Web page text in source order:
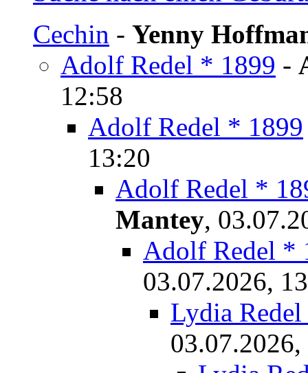
Cechin - Yenny
Adolf Redel * 1899 -
12:58
Adolf Redel * 1899
13:20
Adolf Redel *
Mantey,
Adolf Redel *
03.07.2026,
Lydia